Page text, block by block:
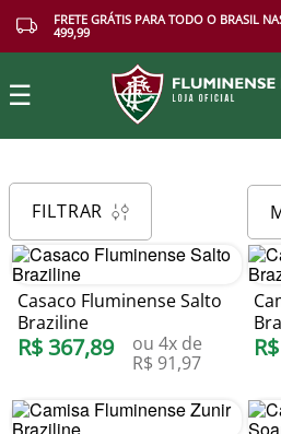
FRETE GRÁTIS PARA TODO O BRASIL
499,99
☰
FILTRAR
Casaco Fluminense Salto
Braziline
R$ 367,89 ou 4x de
R$ 91,97
R$